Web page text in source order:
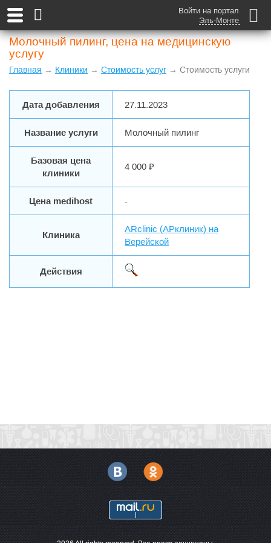
Войти на портал
Эль-Монте
Молочный пилинг, цена на медицинскую
услугу
Главная → Клиники → Стоимость услуг → Стоимость услуги
Дата добавления 27.11.2023
Название услуги Молочный пилинг
Базовая цена
клиники
4 000 ₽
Цена medihost -
Клиника
ARclinic (АРклиник) на
Верейской
Действия